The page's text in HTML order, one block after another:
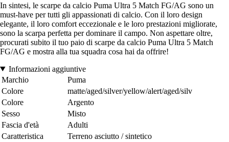
In sintesi, le scarpe da calcio Puma Ultra 5 Match FG/AG sono un
must-have per tutti gli appassionati di calcio. Con il loro design
elegante, il loro comfort eccezionale e le loro prestazioni migliorate,
sono la scarpa perfetta per dominare il campo. Non aspettare oltre,
procurati subito il tuo paio di scarpe da calcio Puma Ultra 5 Match
FG/AG e mostra alla tua squadra cosa hai da offrire!
Informazioni aggiuntive
Marchio
Puma
Colore
matte/aged/silver/yellow/alert/aged/silv
Colore
Argento
Sesso
Misto
Fascia d'età
Adulti
Caratteristica
Terreno asciutto / sintetico